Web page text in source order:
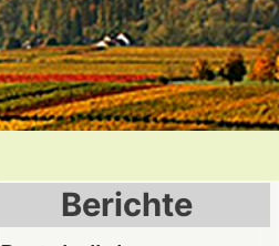
Berichte